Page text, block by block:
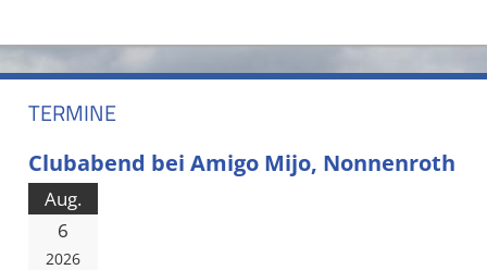
TERMINE
Clubabend bei Amigo Mijo, Nonnenroth
Aug.
6
2026